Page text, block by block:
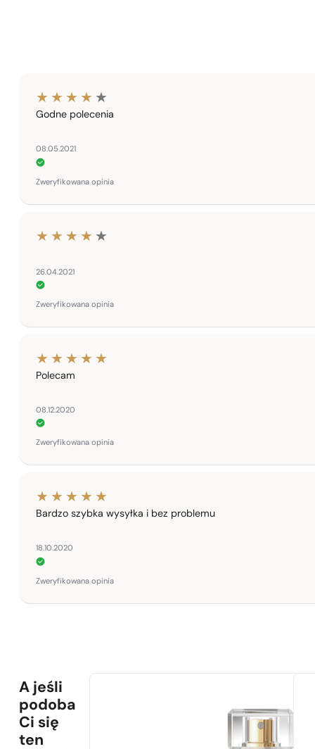
Godne polecenia
08.05.2021
Zweryfikowana opinia
26.04.2021
Zweryfikowana opinia
Polecam
08.12.2020
Zweryfikowana opinia
Bardzo szybka wysyłka i bez problemu
18.10.2020
Zweryfikowana opinia
A jeśli
podoba
Ci się
ten